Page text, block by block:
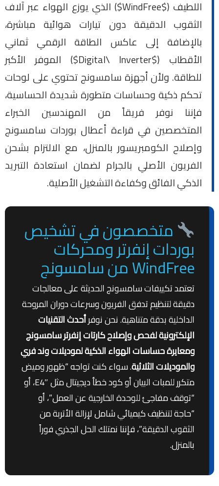
اللطيف ($WindFree$) الذي يوزع الهواء عبر آلاف
الثقوب الدقيقة دون تيارات هوائية مباشرة،
بالإضافة إلى عاكس الطاقة الرقمي ثماني
الأقطاب ($Digital\ Inverter$) الموفر الأكبر
للطاقة. ولأن أجهزة سامسونج تحتوي على لوحات
تحكم ذكية وحساسات متطورة شديدة الحساسية،
فإننا نوفر فريقاً من المهندسين الخبراء
المتخصصين في قراءة أعطال بوردات سامسونج
وإصلاح الكومبريسور بالمنزل، مع الالتزام بشحن
الفريون الأصلي بالجرام لضمان استعادة التبريد
الذكي الفائق وكفاءة التشغيل الأصلية.
متخصصون في تشخيص
بوردات إنفرتر ومحركات
WindFree من سامسونج
تعتمد تكييفات سامسونج الحديثة على معالجات
دقيقة لتنظيم تدفق الفريون وسرعات دوران المروحة
الداخلية بدقة متناهية. نحن نوفرأحدث التقنيات
الإلكترونية لفحص وإصلاح كارتات إنفرتر سامسونج
ومعايرة حساسات الهواء الذكية لموديلات وند فري
والموديلات الثلاثية. سواء كنت تواجه “ظهور وميض
متكرر للمبات البيان أو كود خطأ ديجيتال مثل E4″، أو
“توقف مفاجئ للوحدة الخارجية عن العمل”، أو
“حاجة لتنظيف كيميائي شامل لإزالة الأتربة من
الثقوب الدقيقة”، فإننا نمتلك الحل الجذري فوراً
بالمنزل.